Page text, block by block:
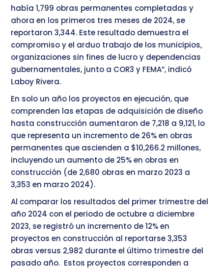
había 1,799 obras permanentes completadas y
ahora en los primeros tres meses de 2024, se
reportaron 3,344. Este resultado demuestra el
compromiso y el arduo trabajo de los municipios,
organizaciones sin fines de lucro y dependencias
gubernamentales, junto a COR3 y FEMA”, indicó
Laboy Rivera.
En solo un año los proyectos en ejecución, que
comprenden las etapas de adquisición de diseño
hasta construcción aumentaron de 7,218 a 9,121, lo
que representa un incremento de 26% en obras
permanentes que ascienden a $10,266.2 millones,
incluyendo un aumento de 25% en obras en
construcción (de 2,680 obras en marzo 2023 a
3,353 en marzo 2024).
Al comparar los resultados del primer trimestre del
año 2024 con el periodo de octubre a diciembre
2023, se registró un incremento de 12% en
proyectos en construcción al reportarse 3,353
obras versus 2,982 durante el último trimestre del
pasado año. Estos proyectos corresponden a